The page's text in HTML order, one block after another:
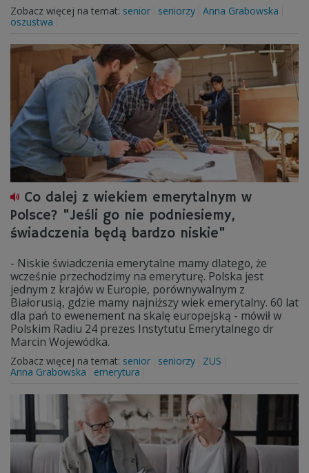
Zobacz więcej na temat: senior seniorzy Anna Grabowska
oszustwa
Co dalej z wiekiem emerytalnym w
Polsce? "Jeśli go nie podniesiemy,
świadczenia będą bardzo niskie"
- Niskie świadczenia emerytalne mamy dlatego, że
wcześnie przechodzimy na emeryturę. Polska jest
jednym z krajów w Europie, porównywalnym z
Białorusią, gdzie mamy najniższy wiek emerytalny. 60 lat
dla pań to ewenement na skalę europejską - mówił w
Polskim Radiu 24 prezes Instytutu Emerytalnego dr
Marcin Wojewódka.
Zobacz więcej na temat: senior seniorzy
ZUS
Anna Grabowska
emerytura